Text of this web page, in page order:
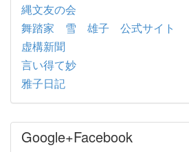
縄文友の会
舞踏家 雪 雄子 公式サイト
虚構新聞
言い得て妙
雅子日記
Google+Facebook